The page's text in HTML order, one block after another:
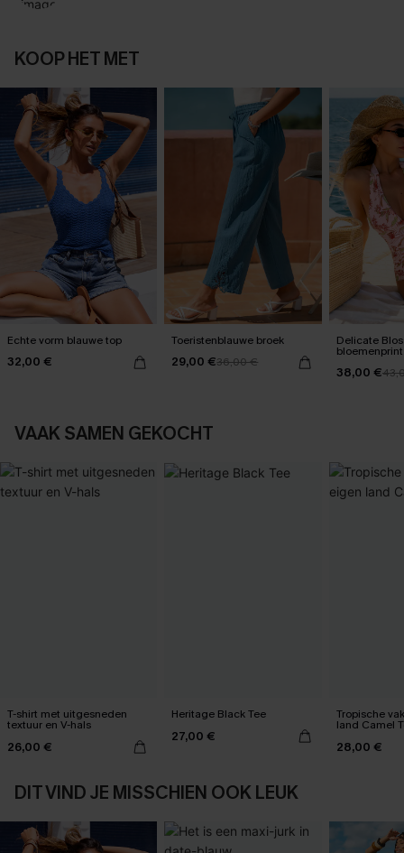
KOOP HET MET
Echte vorm blauwe top
32,00 €
Toeristenblauwe broek
29,00 €36,00 €
Delicate
38,00 €
VAAK SAMEN GEKOCHT
T-shirt met uitgesneden
textuur en V-hals
26,00 €
Heritage Black Tee
27,00 €
Tropische
land Camel
28,00 €
DIT VIND JE MISSCHIEN OOK LEUK